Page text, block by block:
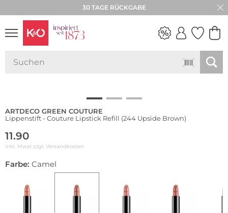
30 TAGE RÜCKGABE
ARTDECO GREEN COUTURE
Lippenstift - Couture Lipstick Refill (244 Upside Brown)
11.90
inkl. Mwst zzgl. Versandkosten
Farbe: Camel